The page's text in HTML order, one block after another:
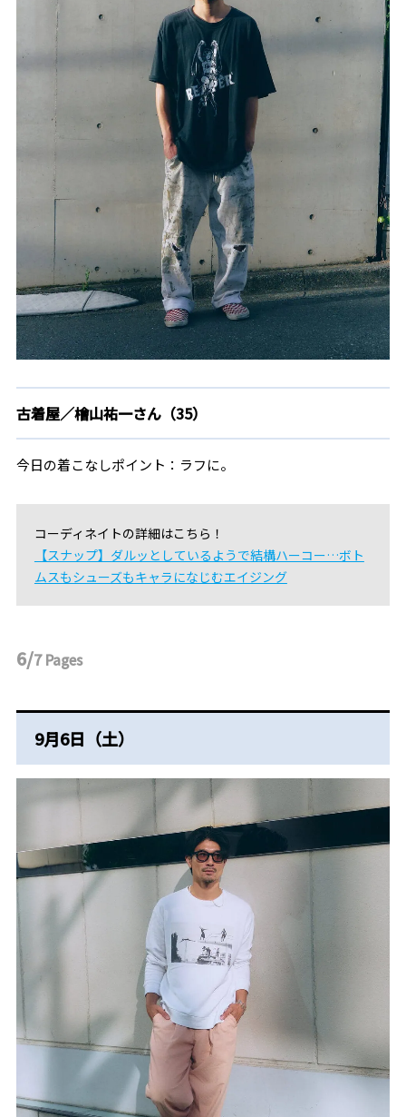
古着屋／檜山祐一さん（35）
今日の着こなしポイント：ラフに。
コーディネイトの詳細はこちら！
【スナップ】ダルッとしているようで結構ハーコー…ボト
ムスもシューズもキャラになじむエイジング
6/7Pages
9月6日（土）